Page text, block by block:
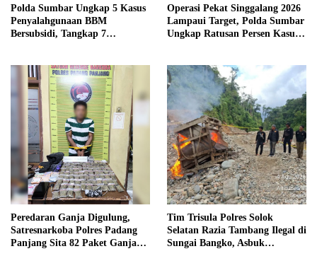
Polda Sumbar Ungkap 5 Kasus
Penyalahgunaan BBM
Bersubsidi, Tangkap 7
Operasi Pekat Singgalang 2026
Lampaui Target, Polda Sumbar
Ungkap Ratusan Persen Kasus
Peredaran Ganja Digulung,
Satresnarkoba Polres Padang
Panjang Sita 82 Paket Ganja
Tim Trisula Polres Solok
Selatan Razia Tambang Ilegal di
Sungai Bangko, Asbuk